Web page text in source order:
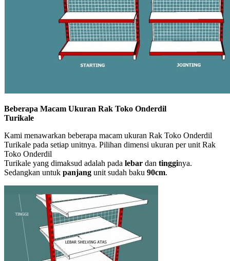
Beberapa Macam Ukuran Rak Toko Onderdil
Turikale
Kami menawarkan beberapa macam ukuran Rak Toko Onderdil
Turikale pada setiap unitnya. Pilihan dimensi ukuran per unit Rak
Toko Onderdil
Turikale yang dimaksud adalah pada lebar dan tingginya.
Sedangkan untuk panjang unit sudah baku 90cm.